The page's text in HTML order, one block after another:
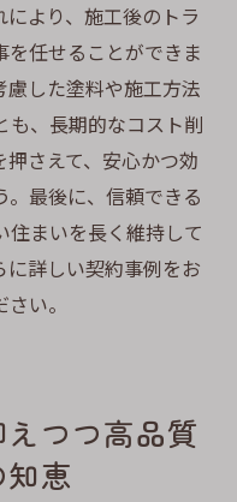
のアフターサポー
より、施工後のトラ
を任せることができま
した塗料や施工方法
も、長期的なコスト削
さえて、安心かつ効
最後に、信頼できる
住まいを長く維持して
に詳しい契約事例をお
い。
つつ高品質
恵